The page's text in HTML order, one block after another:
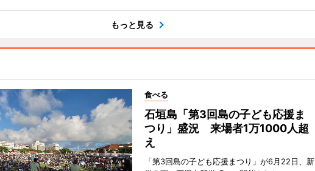
もっと見る
食べる
石垣島「第3回島の子ども応援ま
つり」盛況 来場者1万1000人超
え
「第3回島の子ども応援まつり」が6月22日、新